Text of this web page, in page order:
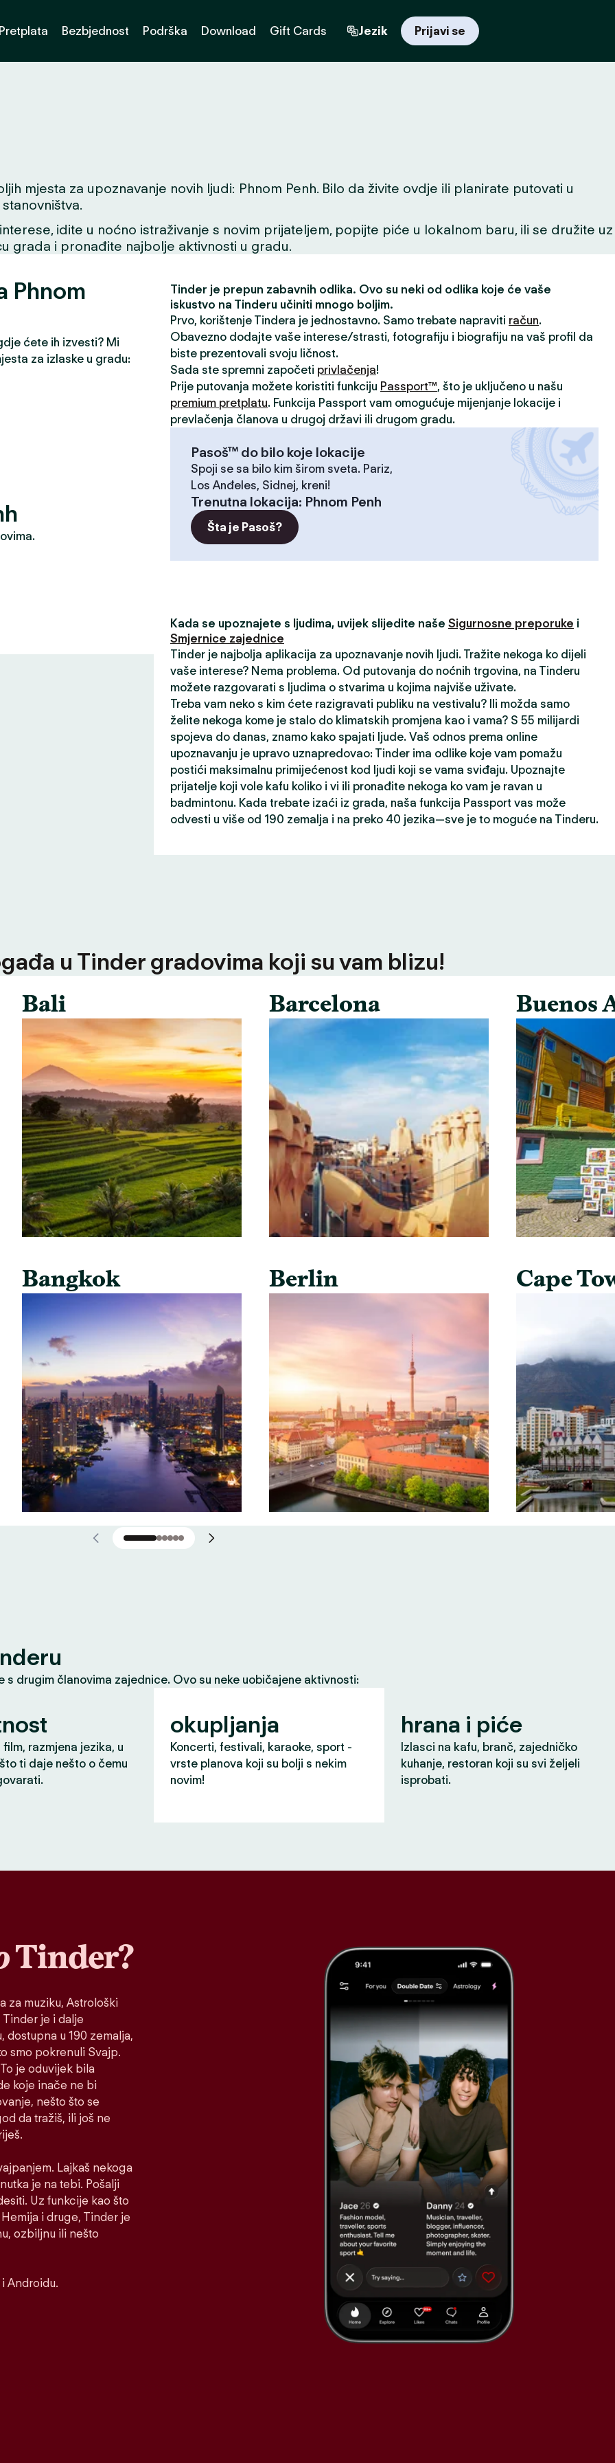
Bezbjednost Podrška Download Gift Cards Jezik Prijavi se
mjesta za upoznavanje novih ljudi: Phnom Penh. Bilo da živite ovdje ili planirate putovati u
idite u noćno istraživanje s novim prijateljem, popijte piće u lokalnom baru, ili se družite uz
grada i pronađite najbolje aktivnosti u gradu.
Phnom
ćete ih izvesti? Mi
za izlaske u gradu:
Tinder je prepun zabavnih odlika. Ovo su neki od odlika koje će vaše
iskustvo na Tinderu učiniti mnogo boljim.
Prvo, korištenje Tindera je jednostavno. Samo trebate napraviti račun.
Obavezno dodajte vaše interese/strasti, fotografiju i biografiju na vaš profil da
biste prezentovali svoju ličnost.
Sada ste spremni započeti privlačenja!
Prije putovanja možete koristiti funkciju Passport™, što je uključeno u našu
premium pretplatu. Funkcija Passport vam omogućuje mijenjanje lokacije i
prevlačenja članova u drugoj državi ili drugom gradu.
Pasoš™ do bilo koje lokacije
Spoji se sa bilo kim širom sveta. Pariz,
Los Anđeles, Sidnej, kreni!
Trenutna lokacija: Phnom Penh
Šta je Pasoš?
Kada se upoznajete s ljudima, uvijek slijedite naše Sigurnosne preporuke i
Smjernice zajednice
Tinder je najbolja aplikacija za upoznavanje novih ljudi. Tražite nekoga ko dijeli
vaše interese? Nema problema. Od putovanja do noćnih trgovina, na Tinderu
možete razgovarati s ljudima o stvarima u kojima najviše uživate.
Treba vam neko s kim ćete razigravati publiku na vestivalu? Ili možda samo
želite nekoga kome je stalo do klimatskih promjena kao i vama? S 55 milijardi
spojeva do danas, znamo kako spajati ljude. Vaš odnos prema online
upoznavanju je upravo uznapredovao: Tinder ima odlike koje vam pomažu
postići maksimalnu primijećenost kod ljudi koji se vama sviđaju. Upoznajte
prijatelje koji vole kafu koliko i vi ili pronađite nekoga ko vam je ravan u
badmintonu. Kada trebate izaći iz grada, naša funkcija Passport vas može
odvesti u više od 190 zemalja i na preko 40 jezika—sve je to moguće na Tinderu.
u Tinder gradovima koji su vam blizu!
Bali
Bangkok
Barcelona
Berlin
Buenos
Cape
drugim članovima zajednice. Ovo su neke uobičajene aktivnosti:
razmjena jezika, u
ti daje nešto o čemu
okupljanja
Koncerti, festivali, karaoke, sport -
vrste planova koji su bolji s nekim
novim!
hrana i piće
Izlasci na kafu, branč, zajedničko
kuhanje, restoran koji su svi željeli
isprobati.
Tinder?
za muziku, Astrološki
je i dalje
u 190 zemalja,
smo pokrenuli Svajp.
je oduvijek bila
koje inače ne bi
nešto što se
da tražiš, ili još ne
Lajkaš nekoga
je na tebi. Pošalji
Uz funkcije kao što
i druge, Tinder je
ozbiljnu ili nešto
Androidu.